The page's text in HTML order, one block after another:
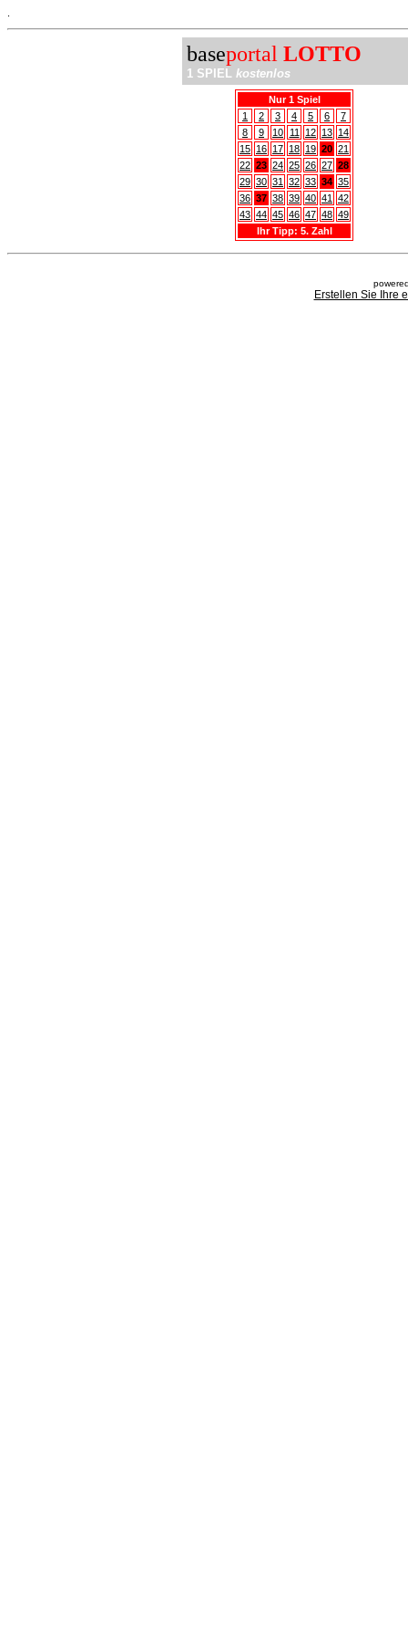
baseportal LOTTO
1 SPIEL kostenlos
Nur 1 Spiel
1
2 3 4 5 6
7
8
9 10 11 12 13 14
15 16 17 18 19 20 21
22 23 24 25 26 27 28
29 30 31 32 33 34 35
36 37 38 39 40 41
42
43 44 45 46 47 48 49
Ihr Tipp: 5. Zahl
Erstellen Sie Ihre